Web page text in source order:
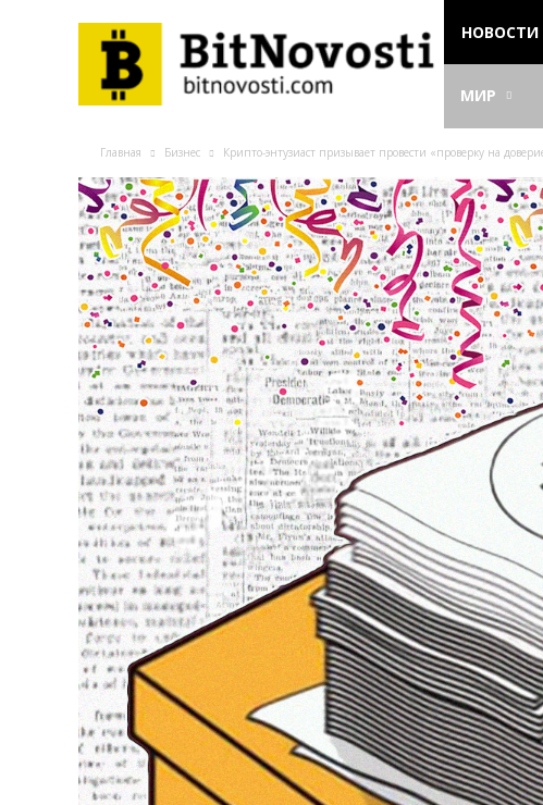
НОВОСТИ
МИР
Главная Бизнес Крипто-энтузиаст призывает провести «проверку на